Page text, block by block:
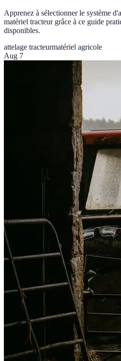
Apprenez à sélectionner le système
matériel tracteur grâce à ce guide
disponibles.
attelage tracteurmatériel agricole
Aug 7